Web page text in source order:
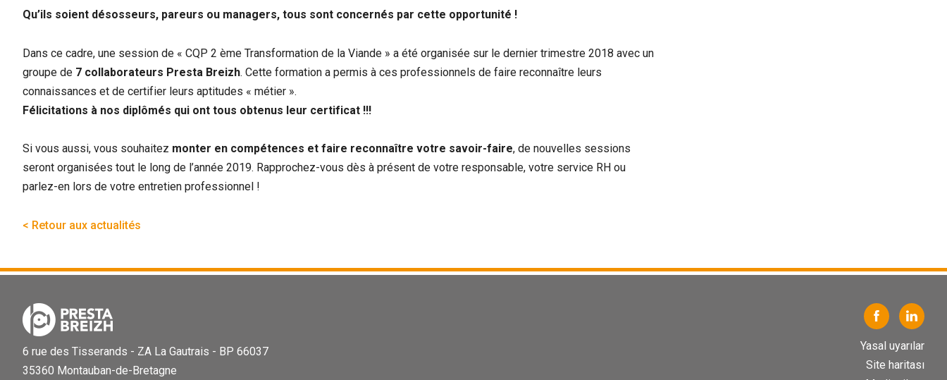
Qu’ils soient désosseurs, pareurs ou managers, tous sont concernés par cette opportunité !
Dans ce cadre, une session de « CQP 2 ème Transformation de la Viande » a été organisée sur le dernier trimestre 2018 avec un
groupe de 7 collaborateurs Presta Breizh. Cette formation a permis à ces professionnels de faire reconnaître leurs
connaissances et de certifier leurs aptitudes « métier ».
Félicitations à nos diplômés qui ont tous obtenus leur certificat !!!
Si vous aussi, vous souhaitez monter en compétences et faire reconnaître votre savoir-faire, de nouvelles sessions
seront organisées tout le long de l’année 2019. Rapprochez-vous dès à présent de votre responsable, votre service RH ou
parlez-en lors de votre entretien professionnel !
< Retour aux actualités
6 rue des Tisserands - ZA La Gautrais - BP 66037
35360 Montauban-de-Bretagne
Yasal uyarılar
Site haritası